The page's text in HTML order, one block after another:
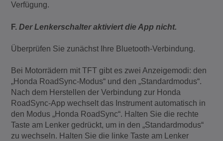
Verfügung.
F.Der Lenkerschalter aktiviert die App nicht.
Überprüfen Sie zunächst Ihre Bluetooth-Verbindung.
Bei Motorrädern mit TFT gibt es zwei Anzeigemodi: den
„Honda RoadSync-Modus“ und den „Standardmodus“.
Nach dem Herstellen der Verbindung zur Honda
RoadSync-App wechselt das Instrument automatisch in
den Modus „Honda RoadSync“. Halten Sie die rechte
Taste am Lenker gedrückt, um in den „Standardmodus“
zu wechseln. Halten Sie die linke Taste am Lenker